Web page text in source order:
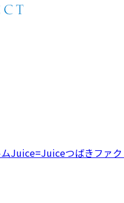
Juice=Juiceつばきファ